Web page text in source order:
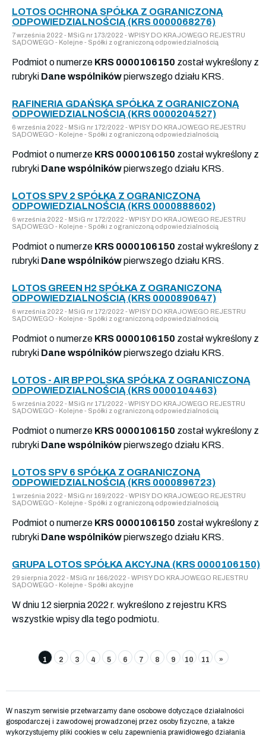
LOTOS OCHRONA SPÓŁKA Z OGRANICZONĄ
ODPOWIEDZIALNOŚCIĄ (KRS 0000068276)
7 września 2022 - MSiG nr 173/2022 - WPISY DO KRAJOWEGO REJESTRU
SĄDOWEGO - Kolejne - Spółki z ograniczoną odpowiedzialnością
Podmiot o numerze KRS 0000106150 został wykreślony z
rubryki Dane wspólnikówpierwszego działu KRS.
RAFINERIA GDAŃSKA SPÓŁKA Z OGRANICZONĄ
ODPOWIEDZIALNOŚCIĄ (KRS 0000204527)
6 września 2022 - MSiG nr 172/2022 - WPISY DO KRAJOWEGO REJESTRU
SĄDOWEGO - Kolejne - Spółki z ograniczoną odpowiedzialnością
Podmiot o numerze KRS 0000106150 został wykreślony z
rubryki Dane wspólnikówpierwszego działu KRS.
LOTOS SPV 2 SPÓŁKA Z OGRANICZONĄ
ODPOWIEDZIALNOŚCIĄ (KRS 0000888602)
6 września 2022 - MSiG nr 172/2022 - WPISY DO KRAJOWEGO REJESTRU
SĄDOWEGO - Kolejne - Spółki z ograniczoną odpowiedzialnością
Podmiot o numerze KRS 0000106150 został wykreślony z
rubryki Dane wspólnikówpierwszego działu KRS.
LOTOS GREEN H2 SPÓŁKA Z OGRANICZONĄ
ODPOWIEDZIALNOŚCIĄ (KRS 0000890647)
6 września 2022 - MSiG nr 172/2022 - WPISY DO KRAJOWEGO REJESTRU
SĄDOWEGO - Kolejne - Spółki z ograniczoną odpowiedzialnością
Podmiot o numerze KRS 0000106150 został wykreślony z
rubryki Dane wspólnikówpierwszego działu KRS.
LOTOS - AIR BP POLSKA SPÓŁKA Z OGRANICZONĄ
ODPOWIEDZIALNOŚCIĄ (KRS 0000104463)
5 września 2022 - MSiG nr 171/2022 - WPISY DO KRAJOWEGO REJESTRU
SĄDOWEGO - Kolejne - Spółki z ograniczoną odpowiedzialnością
Podmiot o numerze KRS 0000106150 został wykreślony z
rubryki Dane wspólnikówpierwszego działu KRS.
LOTOS SPV 6 SPÓŁKA Z OGRANICZONĄ
ODPOWIEDZIALNOŚCIĄ (KRS 0000896723)
1 września 2022 - MSiG nr 169/2022 - WPISY DO KRAJOWEGO REJESTRU
SĄDOWEGO - Kolejne - Spółki z ograniczoną odpowiedzialnością
Podmiot o numerze KRS 0000106150 został wykreślony z
rubryki Dane wspólnikówpierwszego działu KRS.
GRUPA LOTOS SPÓŁKA AKCYJNA (KRS 0000106150)
29 sierpnia 2022 - MSiG nr 166/2022 - WPISY DO KRAJOWEGO REJESTRU
SĄDOWEGO - Kolejne - Spółki akcyjne
W dniu 12 sierpnia 2022 r. wykreślono z rejestru KRS
wszystkie wpisy dla tego podmiotu.
1 2 3 4 5 6 7 8 9 10 11 »
W naszym serwisie przetwarzamy dane osobowe dotyczące działalności
gospodarczej i zawodowej prowadzonej przez osoby fizyczne, a także
wykorzystujemy pliki cookies w celu zapewnienia prawidłowego działania